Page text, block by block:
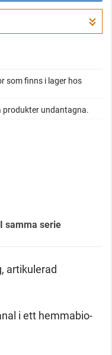
som finns i lager hos
produkter undantagna.
I samma serie
artikulerad
i ett hemmabio-